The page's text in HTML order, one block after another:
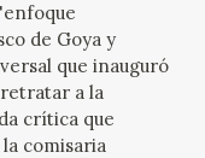
de Goya y
que inauguró
a la
crítica que
comisaria